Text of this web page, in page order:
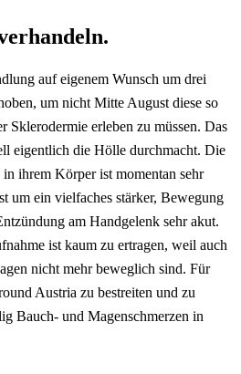
auf eigenem Wunsch um drei
um nicht Mitte August diese so
Sklerodermie erleben zu müssen. Das
eigentlich die Hölle durchmacht. Die
ihrem Körper ist momentan sehr
um ein vielfaches stärker, Bewegung
am Handgelenk sehr akut.
ist kaum zu ertragen, weil auch
nicht mehr beweglich sind. Für
Austria zu bestreiten und zu
Bauch- und Magenschmerzen in